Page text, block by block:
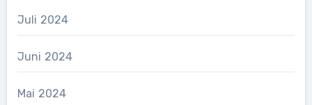
Juli 2024
Juni 2024
Mai 2024